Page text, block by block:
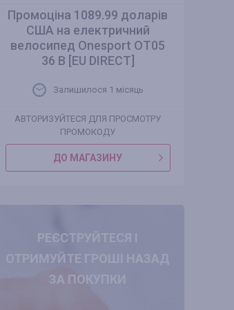
Промоціна 1089.99 доларів
США на електричний
велосипед Onesport OT05
36 В [EU DIRECT]
Залишилося 1 місяць
АВТОРИЗУЙТЕСЯ ДЛЯ ПРОСМОТРУ
ПРОМОКОДУ
ДО МАГАЗИНУ
РЕЄСТРУЙТЕСЯ І
ОТРИМУЙТЕ ГРОШІ НАЗАД
ЗА ПОКУПКИ